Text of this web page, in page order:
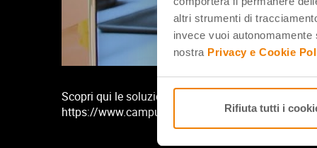
altri strumenti di
invece vuoi
nostra Privacy e Cookie
Rifiuta tutti i
Scopri qui le soluzioni per i laboratori didattici della
https://www.campustore.it/cataloghi/dettaglio/